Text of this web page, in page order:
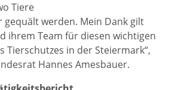
Tiere
gequält werden. Mein Dank gilt
ihrem Team für diesen wichtigen
Tierschutzes in der Steiermark“,
Hannes Amesbauer.